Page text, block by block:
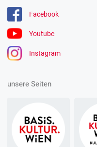
Facebook
Youtube
Instagram
unsere Seiten